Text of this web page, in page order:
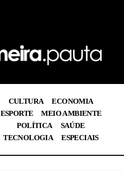
CULTURA
ECONOMIA
ESPORTE
MEIO AMBIENTE
POLÍTICA
SAÚDE
TECNOLOGIA
ESPECIAIS